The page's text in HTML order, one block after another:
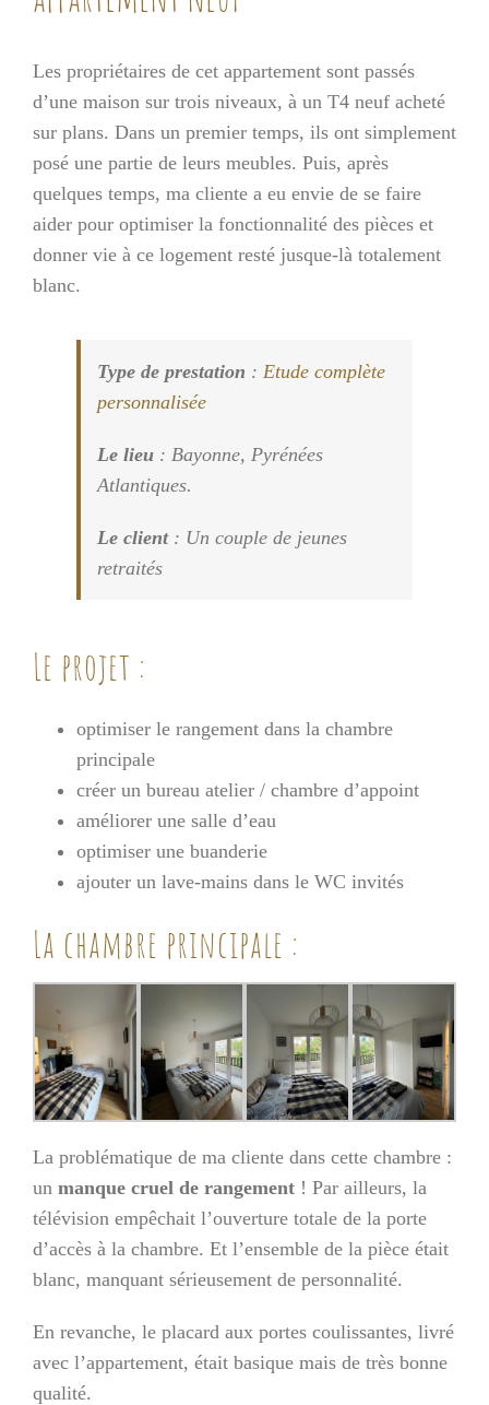
Les propriétaires de cet appartement sont passés
d’une maison sur trois niveaux, à un T4 neuf acheté
sur plans. Dans un premier temps, ils ont simplement
posé une partie de leurs meubles. Puis, après
quelques temps, ma cliente a eu envie de se faire
aider pour optimiser la fonctionnalité des pièces et
donner vie à ce logement resté jusque-là totalement
blanc.
Type de prestation : Etude complète
personnalisée
Le lieu : Bayonne, Pyrénées
Atlantiques.
Le client: Un couple de jeunes
retraités
Le projet :
optimiser le rangement dans la chambre
principale
créer un bureau atelier / chambre d’appoint
améliorer une salle d’eau
optimiser une buanderie
ajouter un lave-mains dans le WC invités
La chambre principale :
La problématique de ma cliente dans cette chambre :
un manque cruel de rangement ! Par ailleurs, la
télévision empêchait l’ouverture totale de la porte
d’accès à la chambre. Et l’ensemble de la pièce était
blanc, manquant sérieusement de personnalité.
En revanche, le placard aux portes coulissantes, livré
avec l’appartement, était basique mais de très bonne
qualité.